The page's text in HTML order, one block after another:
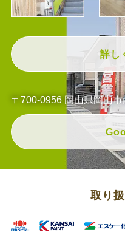
詳し
〒700-0956 岡山県岡山
取り